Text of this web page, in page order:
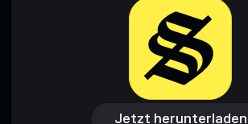
Jetzt herunterladen
Jetzt herunterladen
Zugriff auf die Wallet